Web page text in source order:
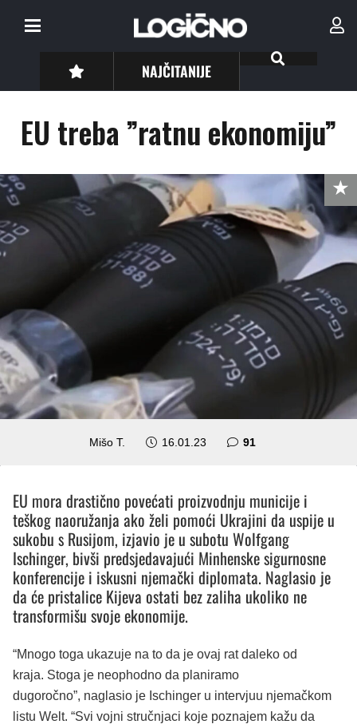
NAJČITANIJE
EU treba ”ratnu ekonomiju”
Mišo T. 16.01.23 91
EU mora drastično povećati proizvodnju municije i
teškog naoružanja ako želi pomoći Ukrajini da uspije u
sukobu s Rusijom, izjavio je u subotu Wolfgang
Ischinger, bivši predsjedavajući Minhenske sigurnosne
konferencije i iskusni njemački diplomata. Naglasio je
da će pristalice Kijeva ostati bez zaliha ukoliko ne
transformišu svoje ekonomije.
“Mnogo toga ukazuje na to da je ovaj rat daleko od
kraja. Stoga je neophodno da planiramo
dugoročno”, naglasio je Ischinger u intervjuu njemačkom
listu Welt. “Svi vojni stručnjaci koje poznajem kažu da